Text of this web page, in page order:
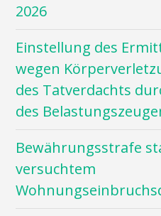
2026
Einstellung des
wegen
des Tatverdachts
des
Bewährungsstrafe
versuchtem